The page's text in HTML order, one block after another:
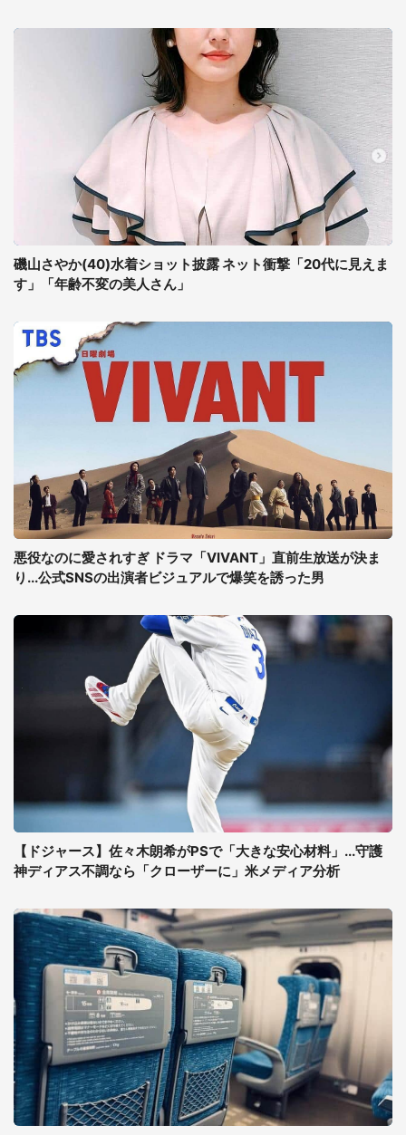
磯山さやか(40)水着ショット披露 ネット衝撃「20代に見えま
す」「年齢不変の美人さん」
悪役なのに愛されすぎ ドラマ「VIVANT」直前生放送が決ま
り...公式SNSの出演者ビジュアルで爆笑を誘った男
【ドジャース】佐々木朗希がPSで「大きな安心材料」...守護
神ディアス不調なら「クローザーに」米メディア分析